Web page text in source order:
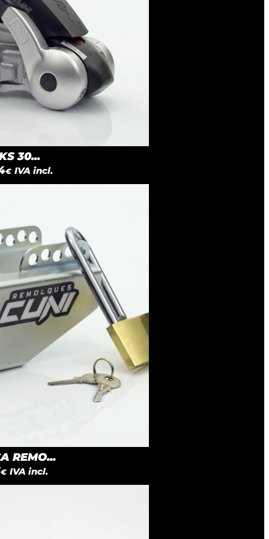
30...
€ IVA incl.
REMO...
€ IVA incl.